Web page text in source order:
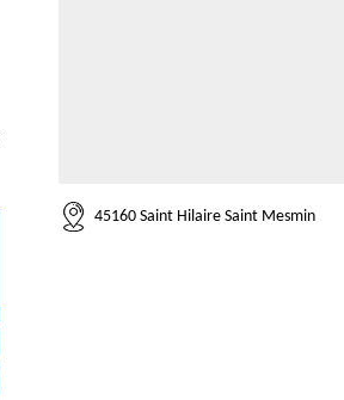
45160 Saint Hilaire Saint Mesmin